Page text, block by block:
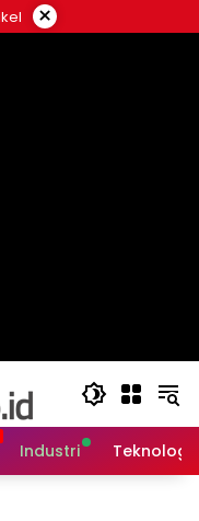
×
Industri Teknologi